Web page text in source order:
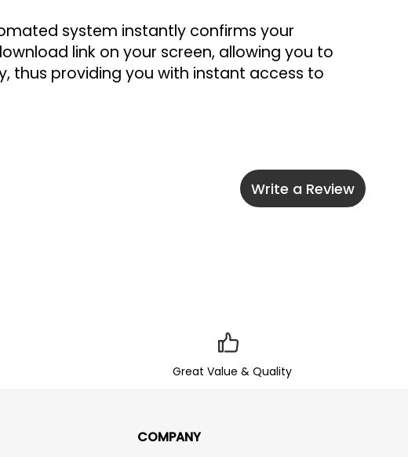
system instantly confirms your
link on your screen, allowing you to
thus providing you with instant access to
Write a Review
Great Value & Quality
COMPANY